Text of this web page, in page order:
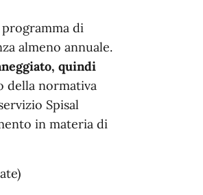
di
almeno annuale.
quindi
della normativa
Spisal
in materia di